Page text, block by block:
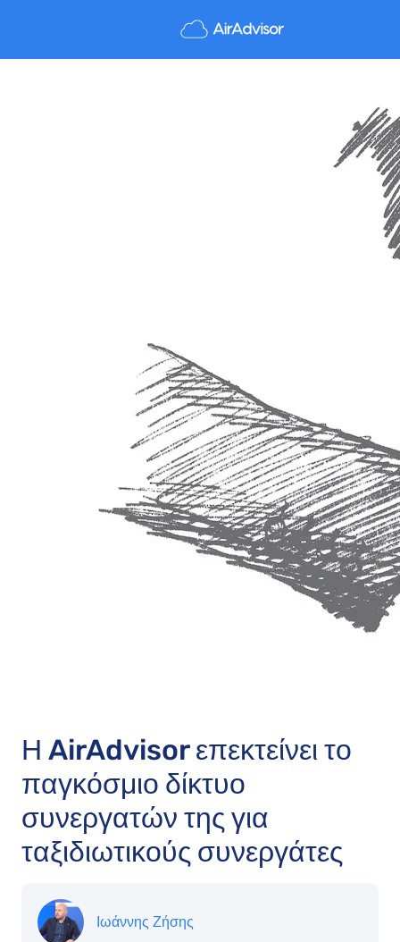
Η AirAdvisor επεκτείνει το
παγκόσμιο δίκτυο
συνεργατών της για
ταξιδιωτικούς συνεργάτες
Ιωάννης Ζήσης